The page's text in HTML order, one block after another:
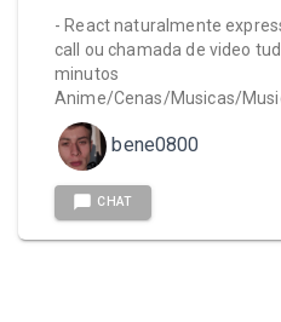
- React naturalmente
call ou chamada de video
minutos
Anime/Cenas/Musicas/
bene0800
CHAT